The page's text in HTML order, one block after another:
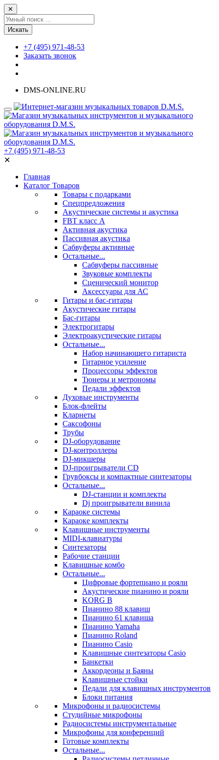
✕
Искать
+7 (495) 971-48-53
Заказать звонок
DMS-ONLINE.RU
+7 (495) 971-48-53
✕
Главная
Каталог Товаров
Товары с подарками
Спецпредложения
Акустические системы и акустика
FBT класс А
Активная акустика
Пассивная акустика
Сабвуферы активные
Остальные...
Сабвуферы пассивные
Звуковые комплекты
Сценический монитор
Аксессуары для АС
Гитары и бас-гитары
Акустические гитары
Бас-гитары
Электрогитары
Электроакустические гитары
Остальные...
Набор начинающего гитариста
Гитарное усиление
Процессоры эффектов
Тюнеры и метрономы
Педали эффектов
Духовые инструменты
Блок-флейты
Кларнеты
Саксофоны
Трубы
DJ-оборудование
DJ-контроллеры
DJ-микшеры
DJ-проигрыватели CD
Грувбоксы и компактные синтезаторы
Остальные...
DJ-станции и комплекты
Dj проигрыватели винила
Караоке системы
Караоке комплекты
Клавишные инструменты
MIDI-клавиатуры
Синтезаторы
Рабочие станции
Клавишные комбо
Остальные...
Цифровые фортепиано и рояли
Акустические пианино и рояли
KORG B
Пианино 88 клавиш
Пианино 61 клавиша
Пианино Yamaha
Пианино Roland
Пианино Casio
Клавишные синтезаторы Casio
Банкетки
Аккордеоны и Баяны
Клавишные стойки
Педали для клавишных инструментов
Блоки питания
Микрофоны и радиосистемы
Студийные микрофоны
Радиосистемы инструментальные
Микрофоны для конференций
Готовые комплекты
Остальные...